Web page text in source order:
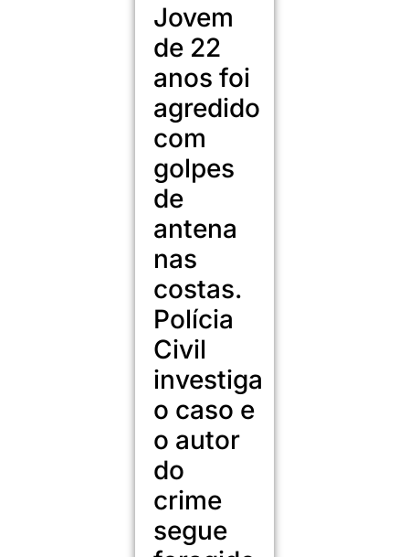
Jovem
de 22
anos foi
agredido
com
golpes
de
antena
nas
costas.
Polícia
Civil
investiga
o caso e
o autor
do
crime
segue